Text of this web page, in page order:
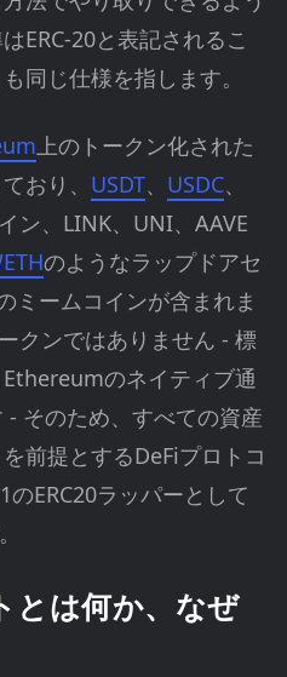
ERC-20と表記されるこ
同じ仕様を指します。
上のトークン化された
おり、 USDT、 USDC、
ン、LINK、UNI、AAVE
のようなラップドアセ
ミームコインが含まれま
クンではありません - 標
のネイティブ通
そのため、すべての資産
前提とするDeFiプロトコ
ERC20ラッパーとして
とは何か、なぜ